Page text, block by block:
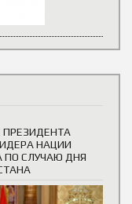
НАЦИИ
СЛУЧАЮ ДНЯ